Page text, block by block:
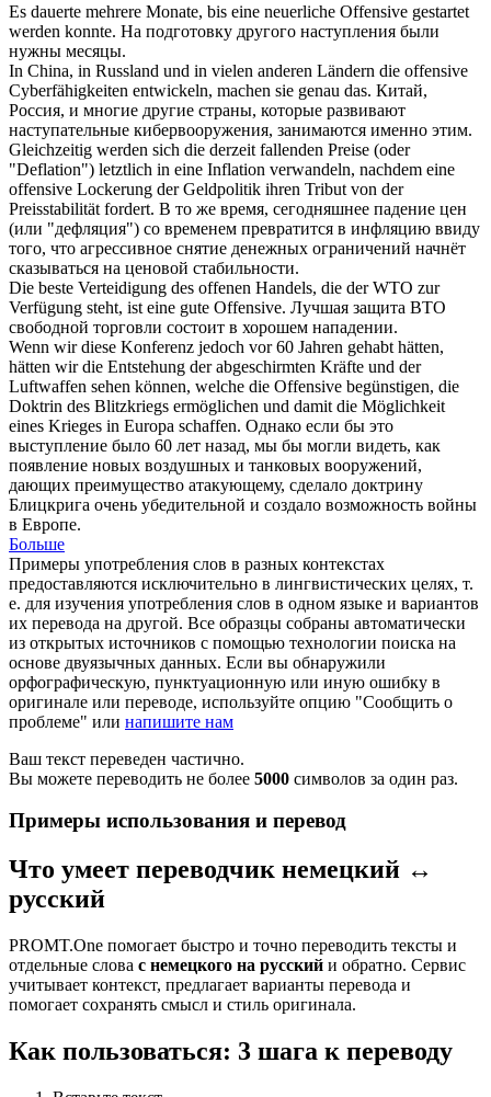
Es dauerte mehrere Monate, bis eine neuerliche Offensive gestartet
werden konnte. На подготовку другого наступления были
нужны месяцы.
In China, in Russland und in vielen anderen Ländern die offensive
Cyberfähigkeiten entwickeln, machen sie genau das. Китай,
Россия, и многие другие страны, которые развивают
наступательные кибервооружения, занимаются именно этим.
Gleichzeitig werden sich die derzeit fallenden Preise (oder
"Deflation") letztlich in eine Inflation verwandeln, nachdem eine
offensive Lockerung der Geldpolitik ihren Tribut von der
Preisstabilität fordert. В то же время, сегодняшнее падение цен
(или "дефляция") со временем превратится в инфляцию ввиду
того, что агрессивное снятие денежных ограничений начнёт
сказываться на ценовой стабильности.
Die beste Verteidigung des offenen Handels, die der WTO zur
Verfügung steht, ist eine gute Offensive. Лучшая защита ВТО
свободной торговли состоит в хорошем нападении.
Wenn wir diese Konferenz jedoch vor 60 Jahren gehabt hätten,
hätten wir die Entstehung der abgeschirmten Kräfte und der
Luftwaffen sehen können, welche die Offensive begünstigen, die
Doktrin des Blitzkriegs ermöglichen und damit die Möglichkeit
eines Krieges in Europa schaffen. Однако если бы это
выступление было 60 лет назад, мы бы могли видеть, как
появление новых воздушных и танковых вооружений,
дающих преимущество атакующему, сделало доктрину
Блицкрига очень убедительной и создало возможность войны
в Европе.
Больше
Примеры употребления слов в разных контекстах
предоставляются исключительно в лингвистических целях, т.
е. для изучения употребления слов в одном языке и вариантов
их перевода на другой. Все образцы собраны автоматически
из открытых источников с помощью технологии поиска на
основе двуязычных данных. Если вы обнаружили
орфографическую, пунктуационную или иную ошибку в
оригинале или переводе, используйте опцию "Сообщить о
проблеме" или напишите нам
Ваш текст переведен частично.
Вы можете переводить не более 5000 символов за один раз.
Примеры использования и перевод
Что умеет переводчик немецкий ↔
русский
PROMT.One помогает быстро и точно переводить тексты и
отдельные слова с немецкого на русский и обратно. Сервис
учитывает контекст, предлагает варианты перевода и
помогает сохранять смысл и стиль оригинала.
Как пользоваться: 3 шага к переводу